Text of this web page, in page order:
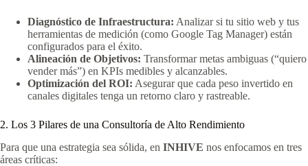
Diagnóstico de Infraestructura: Analizar si tu sitio web y tus
herramientas de medición (como Google Tag Manager) están
configurados para el éxito.
Alineación de Objetivos: Transformar metas ambiguas (“quiero
vender más”) en KPIs medibles y alcanzables.
Optimización del ROI: Asegurar que cada peso invertido en
canales digitales tenga un retorno claro y rastreable.
2. Los 3 Pilares de una Consultoría de Alto Rendimiento
Para que una estrategia sea sólida, en INHIVE nos enfocamos en tres
áreas críticas: